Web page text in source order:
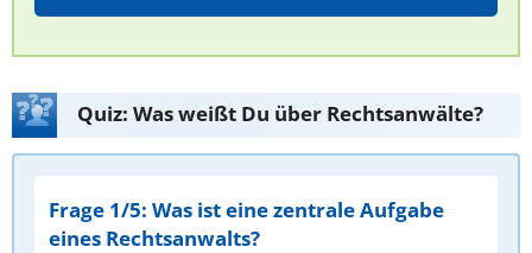
Quiz: Was weißt Du über Rechtsanwälte?
Frage 1/5: Was ist eine zentrale Aufgabe
eines Rechtsanwalts?